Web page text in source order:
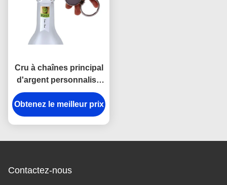
Cru à chaînes principal
d'argent personnalisé
par forme principale
d'ouvreur de bouteille
en métal
Obtenez le meilleur prix
Contactez-nous